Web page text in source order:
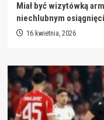
Miał być wizytówką
niechlubnym
16 kwietnia, 2026